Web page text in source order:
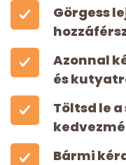
Görgess
Azonnal
és
Töltsd le
Bármi